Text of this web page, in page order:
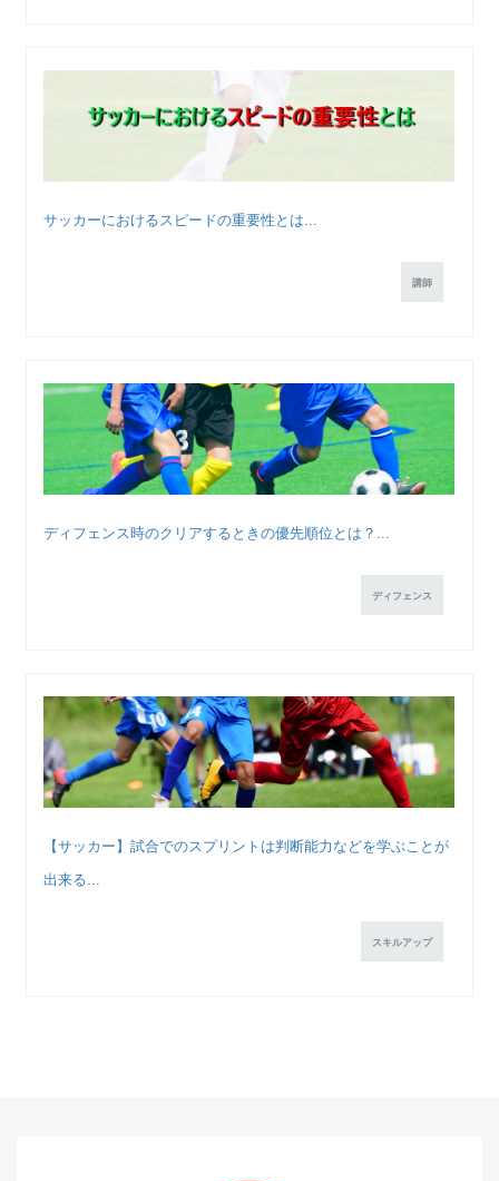
サッカーにおけるスピードの重要性とは...
講師
ディフェンス時のクリアするときの優先順位とは？...
ディフェンス
【サッカー】試合でのスプリントは判断能力などを学ぶことが
出来る...
スキルアップ